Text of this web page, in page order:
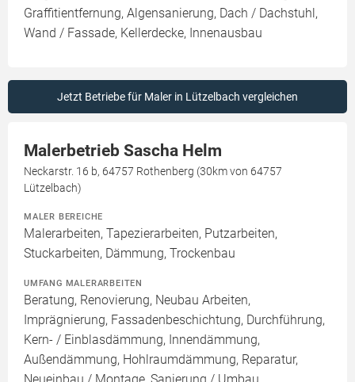
Graffitientfernung, Algensanierung, Dach / Dachstuhl,
Wand / Fassade, Kellerdecke, Innenausbau
Jetzt Betriebe für Maler in Lützelbach vergleichen
Malerbetrieb Sascha Helm
Neckarstr. 16 b, 64757 Rothenberg (30km von 64757
Lützelbach)
MALER BEREICHE
Malerarbeiten, Tapezierarbeiten, Putzarbeiten,
Stuckarbeiten, Dämmung, Trockenbau
UMFANG MALERARBEITEN
Beratung, Renovierung, Neubau Arbeiten,
Imprägnierung, Fassadenbeschichtung, Durchführung,
Kern- / Einblasdämmung, Innendämmung,
Außendämmung, Hohlraumdämmung, Reparatur,